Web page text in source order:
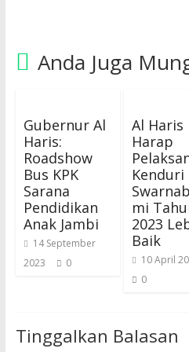
Anda Juga
Gubernur Al
Haris:
Roadshow
Bus KPK
Sarana
Pendidikan
Anak Jambi
14 September
2023
0
Al Haris
Harap
Kenduri
mi
2023
Baik
10 April
0
Tinggalkan Balasan